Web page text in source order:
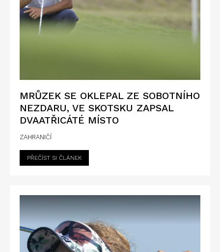
MRŮZEK SE OKLEPAL ZE SOBOTNÍHO
NEZDARU, VE SKOTSKU ZAPSAL
DVAATŘICÁTÉ MÍSTO
ZAHRANIČÍ
PŘEČÍST SI ČLÁNEK